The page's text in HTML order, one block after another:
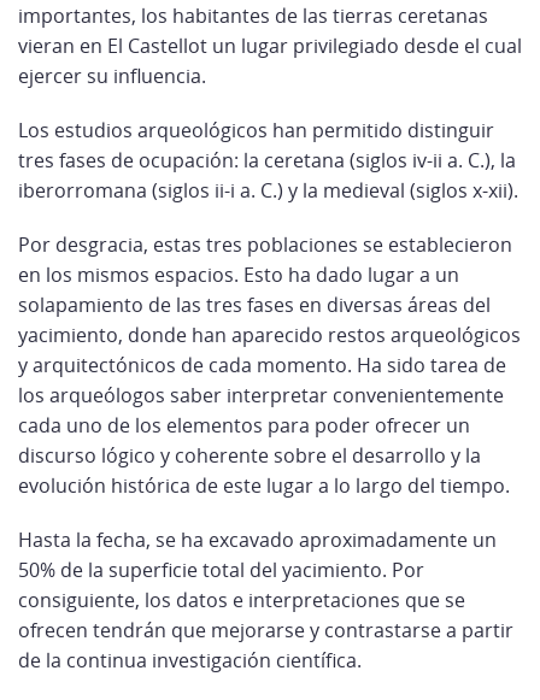
importantes, los habitantes de las tierras ceretanas
vieran en El Castellot un lugar privilegiado desde el cual
ejercer su influencia.
Los estudios arqueológicos han permitido distinguir
tres fases de ocupación: la ceretana (siglos iv-ii a. C.), la
iberorromana (siglos ii-i a. C.) y la medieval (siglos x-xii).
Por desgracia, estas tres poblaciones se establecieron
en los mismos espacios. Esto ha dado lugar a un
solapamiento de las tres fases en diversas áreas del
yacimiento, donde han aparecido restos arqueológicos
y arquitectónicos de cada momento. Ha sido tarea de
los arqueólogos saber interpretar convenientemente
cada uno de los elementos para poder ofrecer un
discurso lógico y coherente sobre el desarrollo y la
evolución histórica de este lugar a lo largo del tiempo.
Hasta la fecha, se ha excavado aproximadamente un
50% de la superficie total del yacimiento. Por
consiguiente, los datos e interpretaciones que se
ofrecen tendrán que mejorarse y contrastarse a partir
de la continua investigación científica.